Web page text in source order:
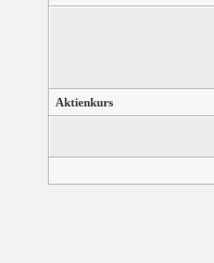
Aktienkurs